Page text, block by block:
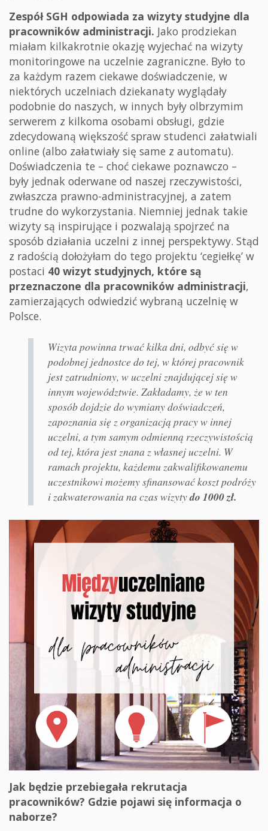
Zespół SGH odpowiada za wizyty studyjne dla
pracowników administracji. Jako prodziekan
miałam kilkakrotnie okazję wyjechać na wizyty
monitoringowe na uczelnie zagraniczne. Było to
za każdym razem ciekawe doświadczenie, w
niektórych uczelniach dziekanaty wyglądały
podobnie do naszych, w innych były olbrzymim
serwerem z kilkoma osobami obsługi, gdzie
zdecydowaną większość spraw studenci załatwiali
online (albo załatwiały się same z automatu).
Doświadczenia te – choć ciekawe poznawczo –
były jednak oderwane od naszej rzeczywistości,
zwłaszcza prawno-administracyjnej, a zatem
trudne do wykorzystania. Niemniej jednak takie
wizyty są inspirujące i pozwalają spojrzeć na
sposób działania uczelni z innej perspektywy. Stąd
z radością dołożyłam do tego projektu ‘cegiełkę’ w
postaci 40 wizyt studyjnych, które są
przeznaczone dla pracowników administracji,
zamierzających odwiedzić wybraną uczelnię w
Polsce.
Wizyta powinna trwać kilka dni, odbyć się w
podobnej jednostce do tej, w której pracownik
jest zatrudniony, w uczelni znajdującej się w
innym województwie. Zakładamy, że w ten
sposób dojdzie do wymiany doświadczeń,
zapoznania się z organizacją pracy w innej
uczelni, a tym samym odmienną rzeczywistością
od tej, która jest znana z własnej uczelni. W
ramach projektu, każdemu zakwalifikowanemu
uczestnikowi możemy sfinansować koszt podróży
i zakwaterowania na czas wizytydo 1000 zł.
Jak będzie przebiegała rekrutacja
pracowników? Gdzie pojawi się informacja o
naborze?